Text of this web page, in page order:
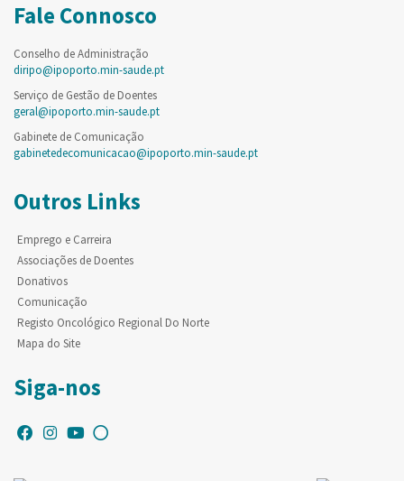
Fale Connosco
Conselho de Administração
diripo@ipoporto.min-saude.pt
Serviço de Gestão de Doentes
geral@ipoporto.min-saude.pt
Gabinete de Comunicação
gabinetedecomunicacao@ipoporto.min-saude.pt
Outros Links
Emprego e Carreira
Associações de Doentes
Donativos
Comunicação
Registo Oncológico Regional Do Norte
Mapa do Site
Siga-nos